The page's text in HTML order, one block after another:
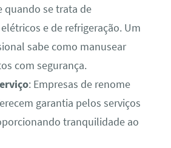
quando se trata de
e de refrigeração. Um
sabe como manusear
com segurança.
: Empresas de renome
garantia pelos serviços
tranquilidade ao